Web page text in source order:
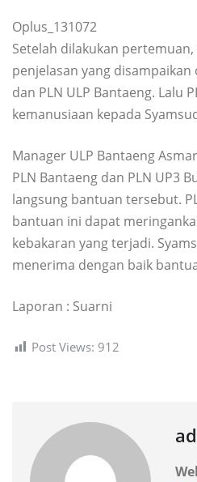
Oplus_131072
Setelah dilakukan
penjelasan yang disampaikan
dan PLN ULP Bantaeng. Lalu
kemanusiaan kepada
Manager ULP Bantaeng
PLN Bantaeng dan PLN UP3
langsung bantuan tersebut.
bantuan ini dapat
kebakaran yang terjadi.
menerima dengan baik
Laporan : Suarni
Post Views: 912